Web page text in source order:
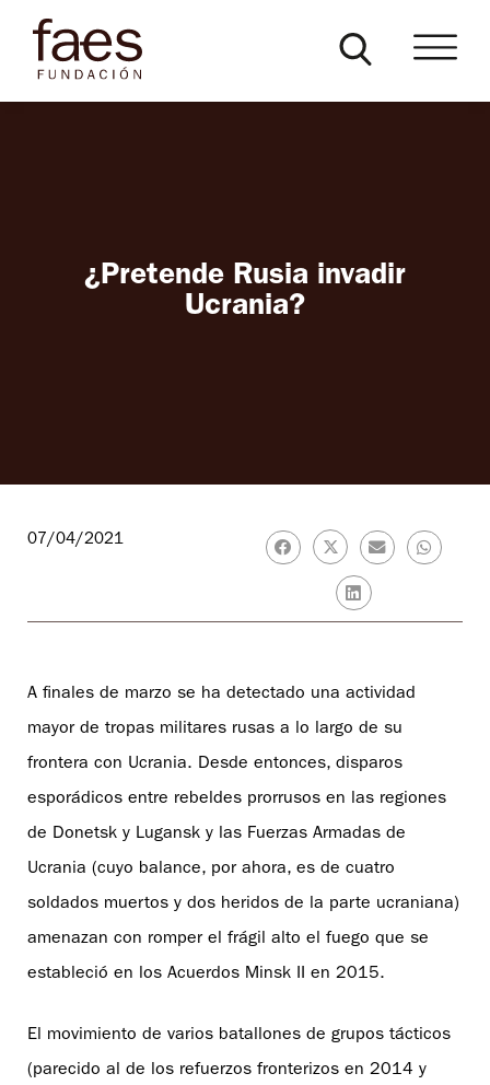
¿Pretende Rusia invadir
Ucrania?
07/04/2021
A finales de marzo se ha detectado una actividad
mayor de tropas militares rusas a lo largo de su
frontera con Ucrania. Desde entonces, disparos
esporádicos entre rebeldes prorrusos en las regiones
de Donetsk y Lugansk y las Fuerzas Armadas de
Ucrania (cuyo balance, por ahora, es de cuatro
soldados muertos y dos heridos de la parte ucraniana)
amenazan con romper el frágil alto el fuego que se
estableció en los Acuerdos Minsk II en 2015.
El movimiento de varios batallones de grupos tácticos
(parecido al de los refuerzos fronterizos en 2014 y